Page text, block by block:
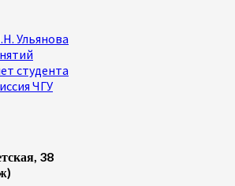
Ульянова
студента
ЧГУ
38